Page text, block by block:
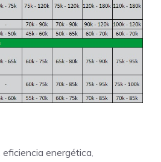
eficiencia energética